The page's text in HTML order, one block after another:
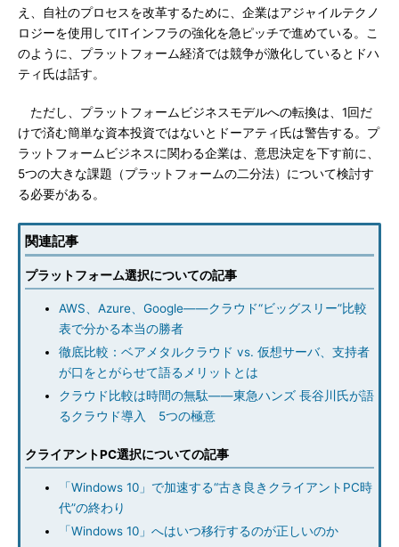
え、自社のプロセスを改革するために、企業はアジャイルテクノ
ロジーを使用してITインフラの強化を急ピッチで進めている。こ
のように、プラットフォーム経済では競争が激化しているとドハ
ティ氏は話す。
ただし、プラットフォームビジネスモデルへの転換は、1回だ
けで済む簡単な資本投資ではないとドーアティ氏は警告する。プ
ラットフォームビジネスに関わる企業は、意思決定を下す前に、
5つの大きな課題（プラットフォームの二分法）について検討す
る必要がある。
関連記事
プラットフォーム選択についての記事
AWS、Azure、Google――クラウド“ビッグスリー”比較
表で分かる本当の勝者
徹底比較：ベアメタルクラウド vs. 仮想サーバ、支持者
が口をとがらせて語るメリットとは
クラウド比較は時間の無駄――東急ハンズ 長谷川氏が語
るクラウド導入 5つの極意
クライアントPC選択についての記事
「Windows 10」で加速する“古き良きクライアントPC時
代”の終わり
「Windows 10」へはいつ移行するのが正しいのか